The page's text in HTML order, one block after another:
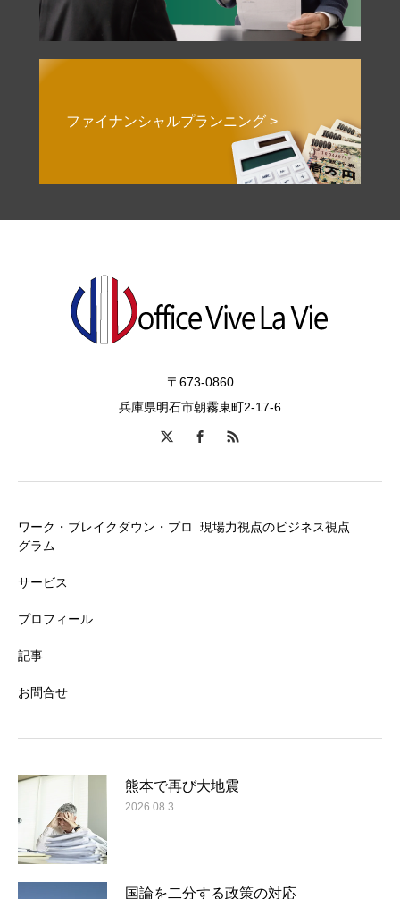
ファイナンシャルプランニング >
〒673-0860
兵庫県明石市朝霧東町2-17-6
ワーク・ブレイクダウン・プロ
グラム
サービス
プロフィール
記事
お問合せ
現場力視点のビジネス視点
熊本で再び大地震
2026.08.3
国論を二分する政策の対応